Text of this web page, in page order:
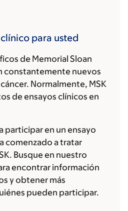
para usted
de Memorial Sloan
constantemente nuevos
Normalmente, MSK
de ensayos clínicos en
participar en un ensayo
comenzado a tratar
Busque en nuestro
encontrar información
y obtener más
pueden participar.